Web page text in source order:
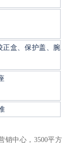
正盒、保护盖、腕
销中心，3500平方